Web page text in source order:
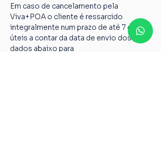
Em caso de cancelamento pela
Viva+POA o cliente é ressarcido
integralmente num prazo de até 7 dias
úteis a contar da data de envio dos
dados abaixo para